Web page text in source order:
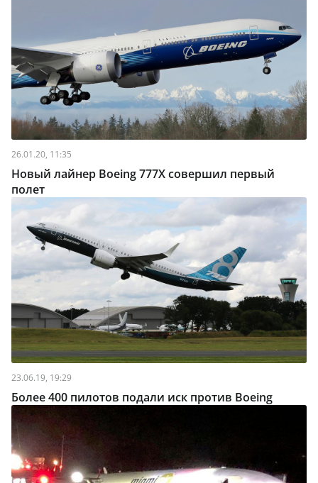
26.01.20, 11:35
Новый лайнер Boeing 777X совершил первый
полет
23.06.19, 19:29
Более 400 пилотов подали иск против Boeing